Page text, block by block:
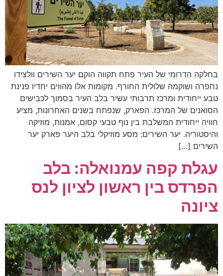
בחלקה הדרומי של העיר פתח תקווה הוקם יער השירים וולצידו
נחפרה ושוקמה שלולית החורף. מקומות אלו מהווים יחדיו פנינת
טבע ייחודית ומרכז תרבותי עשיר בלב העיר בסמוך לכבישים
הסואנים של המרכז. הפארק, שנפתח בשנים האחרונות, מציע
חוויה ייחודית המשלבת בין נוף טבעי קסום, אמנות, מוזיקה
והיסטוריה. יער השירים: מסע מוזיקלי בלב היער פארק יער
השירים […]
עגלת קפה עמנואלה: בלב
הפרדס בין ראשון לציון לנס
ציונה